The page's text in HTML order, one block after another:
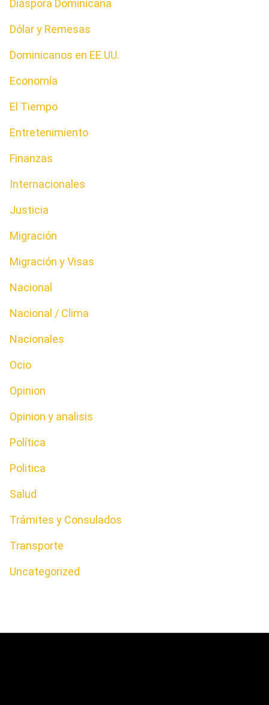
Diáspora Dominicana
Dólar y Remesas
Dominicanos en EE.UU.
Economía
El Tiempo
Entretenimiento
Finanzas
Internacionales
Justicia
Migración
Migración y Visas
Nacional
Nacional / Clima
Nacionales
Ocio
Opinion
Opinion y analisis
Política
Politica
Salud
Trámites y Consulados
Transporte
Uncategorized